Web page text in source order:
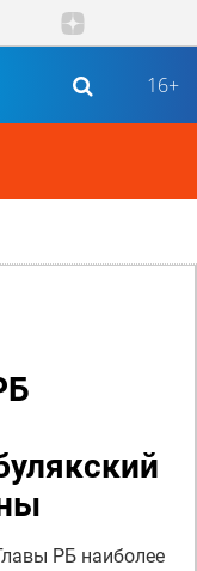
16+
РБ наиболее